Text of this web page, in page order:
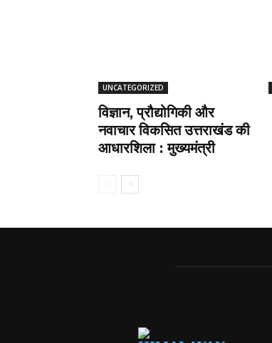
UNCATEGORIZED
विज्ञान, प्रौद्योगिकी और
नवाचार विकसित उत्तराखंड की
आधारशिला : मुख्यमंत्री